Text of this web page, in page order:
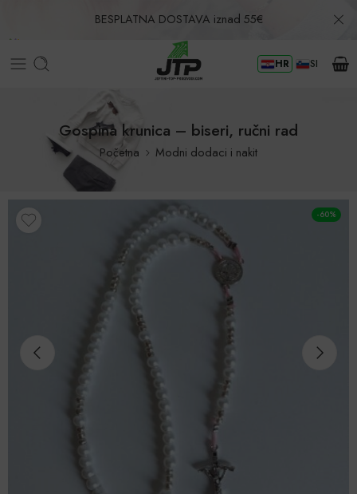
BESPLATNA DOSTAVA iznad 55€
Povrat u roku od 30 dana! HR SI
Gospina krunica – biseri, ručni rad
Početna Modni dodaci i nakit
-60%